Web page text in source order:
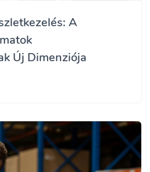
A
Új Dimenziója